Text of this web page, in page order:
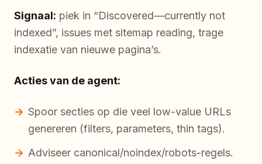
Signaal: piek in “Discovered—currently not
indexed”, issues met sitemap reading, trage
indexatie van nieuwe pagina’s.
Acties van de agent:
Spoor secties op die veel low-value URLs
genereren (filters, parameters, thin tags).
Adviseer canonical/noindex/robots-regels.